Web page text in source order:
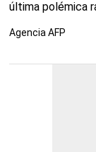
última polémica
Agencia AFP